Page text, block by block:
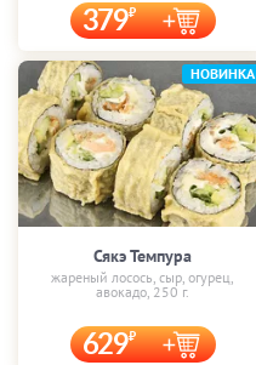
379
Сякэ Темпура
жареный лосось, сыр, огурец,
авокадо, 250 г.
629
НОВИНКА